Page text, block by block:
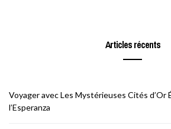
Articles récents
Voyager avec Les Mystérieuses Cités d’Or
l’Esperanza